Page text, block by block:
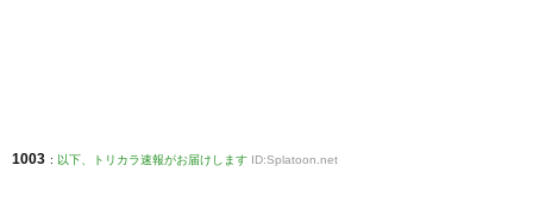
1003 : 以下、トリカラ速報がお届けします ID:Splatoon.net